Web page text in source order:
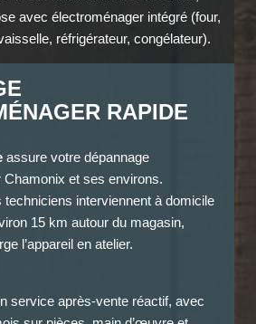
avec électroménager intégré (four,
réfrigérateur, congélateur).
RAPIDE
assure votre dépannage
et ses environs.
techniciens interviennent à domicile
15 km autour du magasin,
l’appareil en atelier.
service après-vente réactif, avec